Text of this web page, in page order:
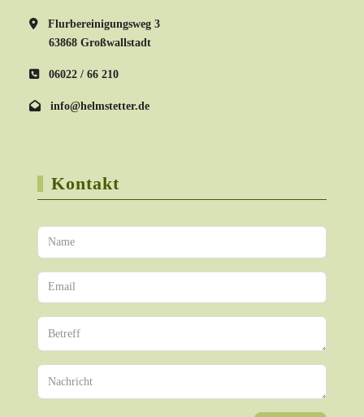
Flurbereinigungsweg 3
63868 Großwallstadt
06022 / 66 210
info@helmstetter.de
Kontakt